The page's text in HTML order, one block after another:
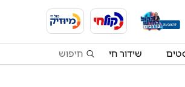
שידור חי